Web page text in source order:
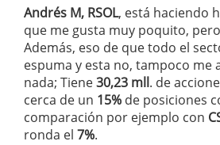
Andrés M, RSOL, está haciendo
que me gusta muy poquito,
Además, eso de que todo el
espuma y esta no, tampoco me
nada; Tiene30,23 mll. de
cerca de un 15% de posiciones
comparación por ejemplo con
ronda el 7%.